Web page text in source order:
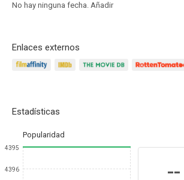
No hay ninguna fecha. Añadir
Enlaces externos
Estadísticas
Popularidad
4395
4396 --